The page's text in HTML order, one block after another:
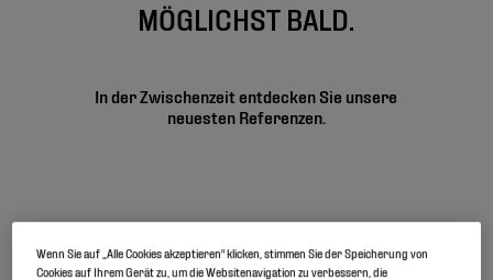
MÖGLICHST BALD.
In der Zwischenzeit entdecken Sie unsere
neuesten Referenzen.
REFERENZPROJEKTE
Wenn Sie auf „Alle Cookies akzeptieren“ klicken, stimmen Sie der Speicherung von
Cookies auf Ihrem Gerät zu, um die Websitenavigation zu verbessern, die